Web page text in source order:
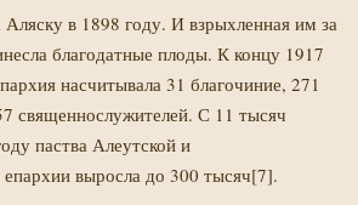
в 1898 году. И взрыхленная им за
благодатные плоды. К концу 1917
насчитывала 31 благочиние, 271
священно­служителей. С 11 тысяч
паства Алеутской и
выросла до 300 тысяч[7].